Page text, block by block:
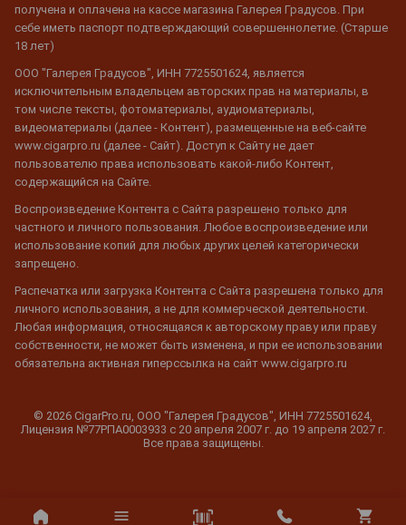
получена и оплачена на кассе магазина Галерея Градусов. При
себе иметь паспорт подтверждающий совершеннолетие. (Старше
18 лет)
ООО "Галерея Градусов", ИНН 7725501624, является
исключительным владельцем авторских прав на материалы, в
том числе тексты, фотоматериалы, аудиоматериалы,
видеоматериалы (далее - Контент), размещенные на веб-сайте
www.cigarpro.ru (далее - Сайт). Доступ к Сайту не дает
пользователю права использовать какой-либо Контент,
содержащийся на Сайте.
Воспроизведение Контента с Сайта разрешено только для
частного и личного пользования. Любое воспроизведение или
использование копий для любых других целей категорически
запрещено.
Распечатка или загрузка Контента с Сайта разрешена только для
личного использования, а не для коммерческой деятельности.
Любая информация, относящаяся к авторскому праву или праву
собственности, не может быть изменена, и при ее использовании
обязательна активная гиперссылка на сайт www.cigarpro.ru
© 2026 CigarPro.ru, ООО "Галерея Градусов", ИНН 7725501624,
Лицензия №77РПА0003933 c 20 апреля 2007 г. до 19 апреля 2027 г.
Все права защищены.